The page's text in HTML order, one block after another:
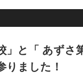
」と「 あずさ
りました！